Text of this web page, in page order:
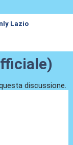
Lazio
discussione.